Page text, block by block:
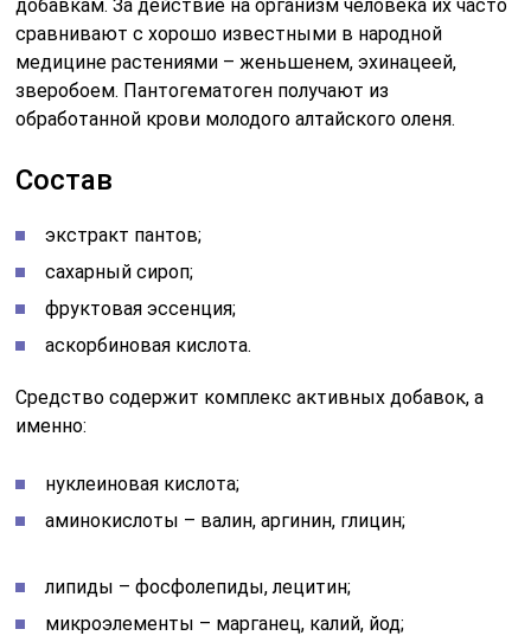
добавкам. За действие на организм человека их часто
сравнивают с хорошо известными в народной
медицине растениями – женьшенем, эхинацеей,
зверобоем. Пантогематоген получают из
обработанной крови молодого алтайского оленя.
Состав
экстракт пантов;
сахарный сироп;
фруктовая эссенция;
аскорбиновая кислота.
Средство содержит комплекс активных добавок, а
именно:
нуклеиновая кислота;
аминокислоты – валин, аргинин, глицин;
липиды – фосфолепиды, лецитин;
микроэлементы – марганец, калий, йод;